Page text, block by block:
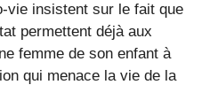
vie insistent sur le fait que
permettent déjà aux
femme de son enfant à
qui menace la vie de la